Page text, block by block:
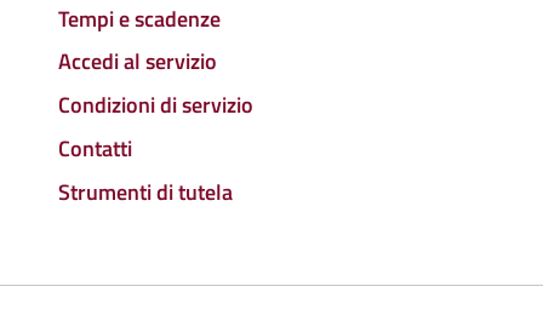
Tempi e scadenze
Accedi al servizio
Condizioni di servizio
Contatti
Strumenti di tutela